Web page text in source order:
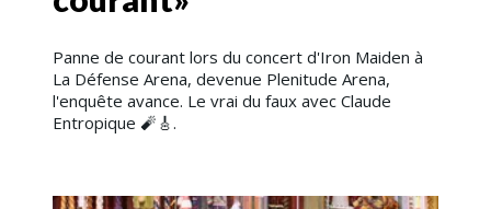
Panne de courant lors du concert d'Iron Maiden à
La Défense Arena, devenue Plenitude Arena,
l'enquête avance. Le vrai du faux avec Claude
Entropique 🧨​🎸.